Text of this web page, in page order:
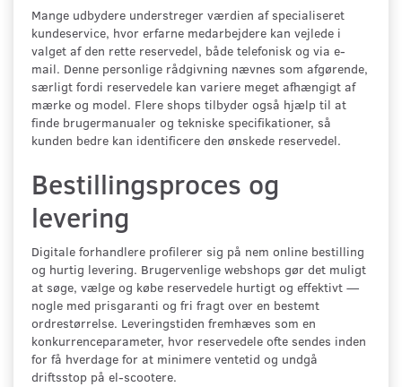
Mange udbydere understreger værdien af specialiseret
kundeservice, hvor erfarne medarbejdere kan vejlede i
valget af den rette reservedel, både telefonisk og via e-
mail. Denne personlige rådgivning nævnes som afgørende,
særligt fordi reservedele kan variere meget afhængigt af
mærke og model. Flere shops tilbyder også hjælp til at
finde brugermanualer og tekniske specifikationer, så
kunden bedre kan identificere den ønskede reservedel.
Bestillingsproces og
levering
Digitale forhandlere profilerer sig på nem online bestilling
og hurtig levering. Brugervenlige webshops gør det muligt
at søge, vælge og købe reservedele hurtigt og effektivt —
nogle med prisgaranti og fri fragt over en bestemt
ordrestørrelse. Leveringstiden fremhæves som en
konkurrenceparameter, hvor reservedele ofte sendes inden
for få hverdage for at minimere ventetid og undgå
driftsstop på el-scootere.